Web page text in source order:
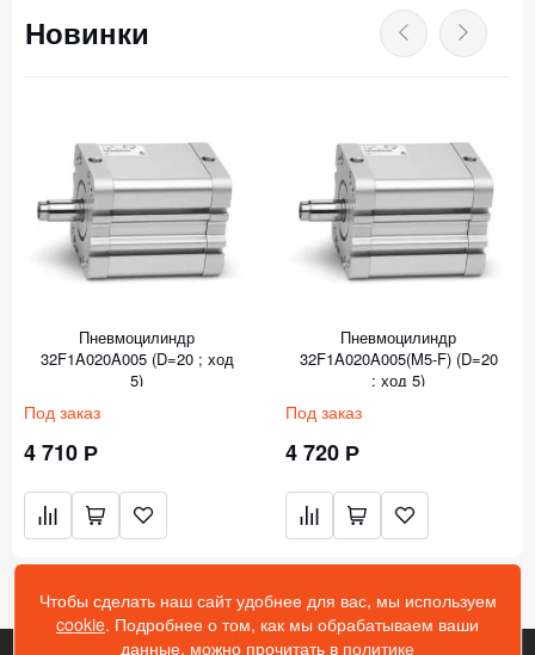
Новинки
Пневмоцилиндр
32F1A020A005 (D=20 ; ход
5)
Под заказ
4 710 Р
Пневмоцилиндр
32F1A020A005(M5-F) (D=20
; ход 5)
Под заказ
4 720 Р
Чтобы сделать наш сайт удобнее для вас, мы используем
cookie. Подробнее о том, как мы обрабатываем ваши
данные, можно прочитать в политике